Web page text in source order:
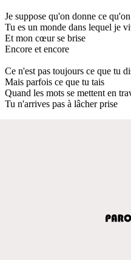
Je suppose qu'on donne ce
Tu es un monde dans lequel je
Et mon cœur se brise
Encore et encore
Ce n'est pas toujours ce que tu
Mais parfois ce que tu tais
Quand les mots se mettent en
Tu n'arrives pas à lâcher prise